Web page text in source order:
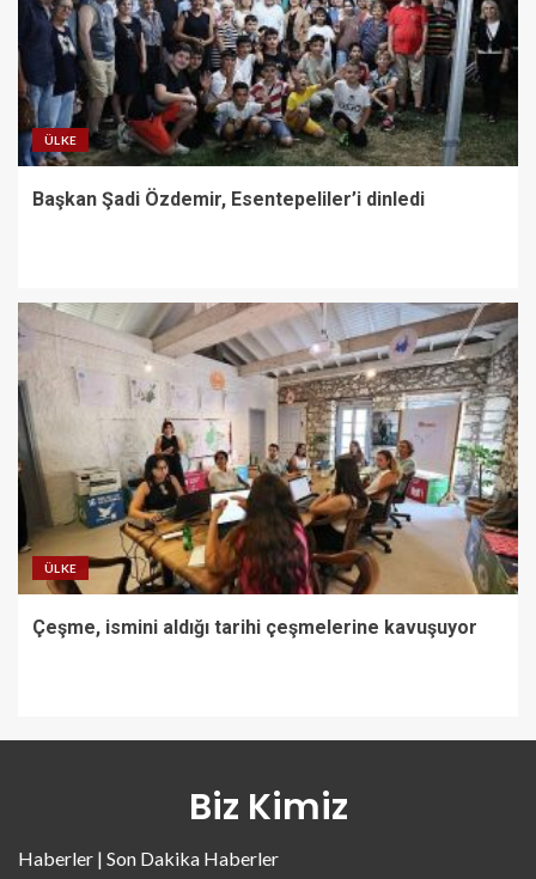
ÜLKE
Başkan Şadi Özdemir, Esentepeliler’i dinledi
ÜLKE
Çeşme, ismini aldığı tarihi çeşmelerine kavuşuyor
Biz Kimiz
Haberler | Son Dakika Haberler